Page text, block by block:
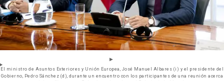
El ministro de Asuntos Exteriores y Unión Europea, José Manuel Albares (i) y el presidente del
Gobierno, Pedro Sánchez (d), durante un encuentro con los participantes de una reunión acerca